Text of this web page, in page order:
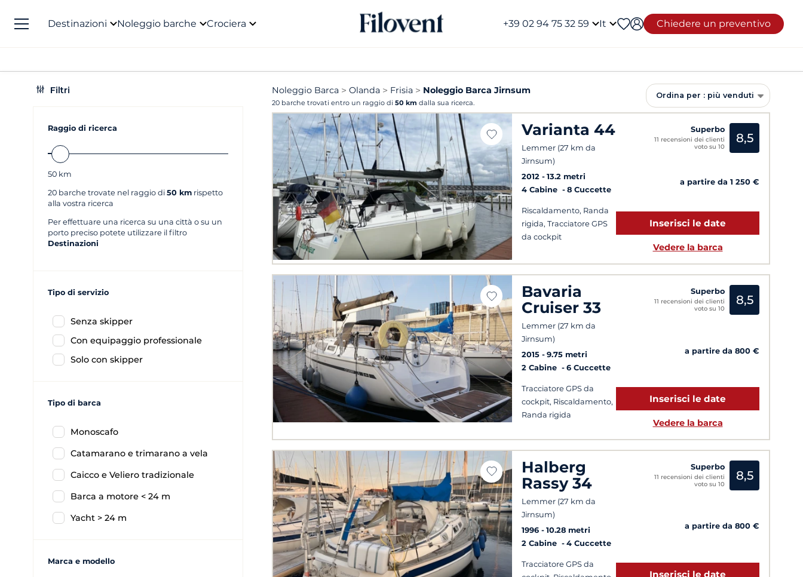
Destinazioni Noleggio barche Crociera +39 02 94 75 32 59 It Chiedere un preventivo
Filtri
Raggio di ricerca
50 km
20 barche trovate nel raggio di 50 km rispetto
alla vostra ricerca
Per effettuare una ricerca su una città o su un
porto preciso potete utilizzare il filtro
Destinazioni
Tipo di servizio
Senza skipper
Con equipaggio professionale
Solo con skipper
Tipo di barca
Monoscafo
Catamarano e trimarano a vela
Caicco e Veliero tradizionale
Barca a motore < 24 m
Yacht > 24 m
Marca e modello
Noleggio Barca Olanda Frisia Noleggio Barca Jirnsum
20 barche trovati entro un raggio di 50 km dalla sua ricerca.
Ordina per : più venduti
Varianta 44
Lemmer (27 km da
Jirnsum)
2012
13.2 metri
4 Cabine
8 Cuccette
Riscaldamento, Randa
rigida, Tracciatore GPS
da cockpit
Superbo
11 recensioni dei clienti
voto su 10
8,5
a partire da 1 250 €
Inserisci le date
Vedere la barca
Bavaria
Cruiser 33
Lemmer (27 km da
Jirnsum)
2015
9.75 metri
2 Cabine
6 Cuccette
Tracciatore GPS da
cockpit, Riscaldamento,
Randa rigida
Superbo
11 recensioni dei clienti
voto su 10
8,5
a partire da 800 €
Inserisci le date
Vedere la barca
Halberg
Rassy 34
Lemmer (27 km da
Jirnsum)
1996
10.28 metri
2 Cabine
4 Cuccette
Tracciatore GPS da
Superbo
11 recensioni dei clienti
voto su 10
8,5
a partire da 800 €
Inserisci le date